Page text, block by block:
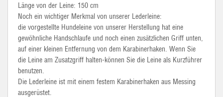
Länge von der Leine: 150 cm
Noch ein wichtiger Merkmal von unserer Lederleine:
die vorgestellte Hundeleine von unserer Herstellung hat eine
gewöhnliche Handschlaufe und noch einen zusätzlichen Griff unten,
auf einer kleinen Entfernung von dem Karabinerhaken. Wenn Sie
die Leine am Zusatzgriff halten-können Sie die Leine als Kurzführer
benutzen.
Die Lederleine ist mit einem festem Karabinerhaken aus Messing
ausgerüstet.